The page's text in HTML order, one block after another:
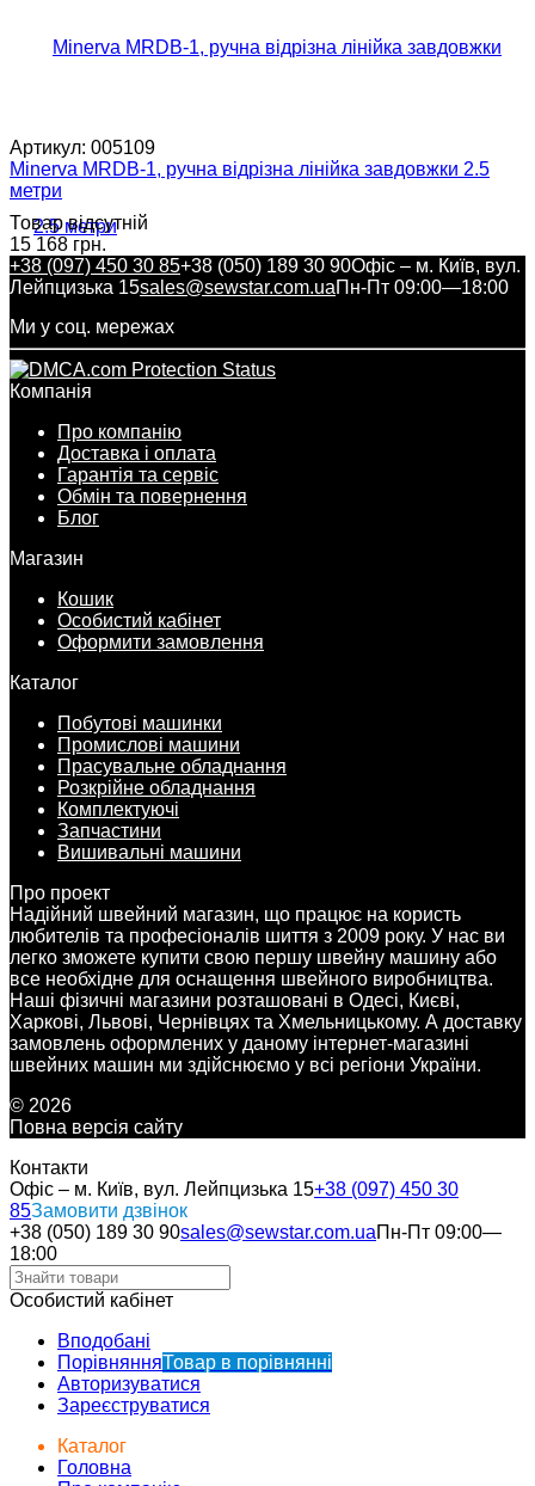
Артикул: 005109
Minerva MRDB-1, ручна відрізна лінійка завдовжки 2.5
метри
Товар відсутній
15 168 грн.
+38 (097) 450 30 85+38 (050) 189 30 90Офіс – м. Київ, вул.
Лейпцизька 15sales@sewstar.com.uaПн-Пт 09:00—18:00
Ми у соц. мережах
Компанія
Про компанію
Доставка і оплата
Гарантія та сервіс
Обмін та повернення
Блог
Магазин
Кошик
Особистий кабінет
Оформити замовлення
Каталог
Побутові машинки
Промислові машини
Прасувальне обладнання
Розкрійне обладнання
Комплектуючі
Запчастини
Вишивальні машини
Про проект
Надійний швейний магазин, що працює на користь
любителів та професіоналів шиття з 2009 року. У нас ви
легко зможете купити свою першу швейну машину або
все необхідне для оснащення швейного виробництва.
Наші фізичні магазини розташовані в Одесі, Києві,
Харкові, Львові, Чернівцях та Хмельницькому. А доставку
замовлень оформлених у даному інтернет-магазині
швейних машин ми здійснюємо у всі регіони України.
© 2026
Повна версія сайту
Контакти
Офіс – м. Київ, вул. Лейпцизька 15+38 (097) 450 30
85Замовити дзвінок
+38 (050) 189 30 90sales@sewstar.com.uaПн-Пт 09:00—
18:00
Особистий кабінет
Вподобані
ПорівнянняТовар в порівнянні
Авторизуватися
Зареєструватися
Каталог
Головна